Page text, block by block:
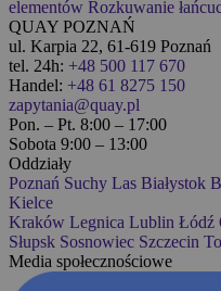
elementów Rozkuwanie
QUAY POZNAŃ
ul. Karpia 22, 61-619 Poznań
tel. 24h: +48 500 117 670
Handel: +48 61 8275 150
zapytania@quay.pl
Pon. – Pt. 8:00 – 17:00
Sobota 9:00 – 13:00
Oddziały
Poznań Suchy Las Białystok
Kielce
Kraków Legnica Lublin Łódź
Słupsk Sosnowiec Szczecin
Media społecznościowe